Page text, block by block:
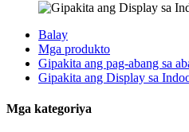
Balay
Mga produkto
Gipakita ang pag-abang sa
Gipakita ang Display sa
Mga kategoriya